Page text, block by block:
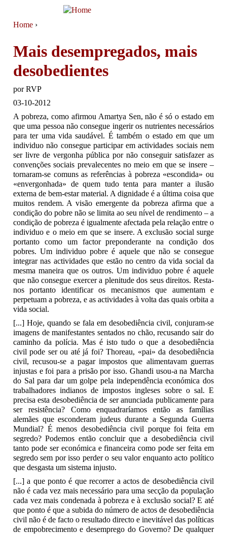
You are here
Home ›
Mais desempregados, mais
desobedientes
porRVP
03-10-2012
A pobreza, como afirmou Amartya Sen, não é só o estado em
que uma pessoa não consegue ingerir os nutrientes necessários
para ter uma vida saudável. É também o estado em que um
individuo não consegue participar em actividades sociais nem
ser livre de vergonha pública por não conseguir satisfazer as
convenções sociais prevalecentes no meio em que se insere –
tornaram-se comuns as referências à pobreza «escondida» ou
«envergonhada» de quem tudo tenta para manter a ilusão
externa de bem-estar material. A dignidade é a última coisa que
muitos rendem. A visão emergente da pobreza afirma que a
condição do pobre não se limita ao seu nível de rendimento – a
condição de pobreza é igualmente afectada pela relação entre o
individuo e o meio em que se insere. A exclusão social surge
portanto como um factor preponderante na condição dos
pobres. Um individuo pobre é aquele que não se consegue
integrar nas actividades que estão no centro da vida social da
mesma maneira que os outros. Um individuo pobre é aquele
que não consegue exercer a plenitude dos seus direitos. Resta-
nos portanto identificar os mecanismos que aumentam e
perpetuam a pobreza, e as actividades à volta das quais orbita a
vida social.
[...] Hoje, quando se fala em desobediência civil, conjuram-se
imagens de manifestantes sentados no chão, recusando sair do
caminho da polícia. Mas é isto tudo o que a desobediência
civil pode ser ou até já foi? Thoreau, «pai» da desobediência
civil, recusou-se a pagar impostos que alimentavam guerras
injustas e foi para a prisão por isso. Ghandi usou-a na Marcha
do Sal para dar um golpe pela independência económica dos
trabalhadores indianos de impostos ingleses sobre o sal. E
precisa esta desobediência de ser anunciada publicamente para
ser resistência? Como enquadraríamos então as famílias
alemães que esconderam judeus durante a Segunda Guerra
Mundial? É menos desobediência civil porque foi feita em
segredo? Podemos então concluir que a desobediência civil
tanto pode ser económica e financeira como pode ser feita em
segredo sem por isso perder o seu valor enquanto acto político
que desgasta um sistema injusto.
[...] a que ponto é que recorrer a actos de desobediência civil
não é cada vez mais necessário para uma secção da população
cada vez mais condenada à pobreza e à exclusão social? E até
que ponto é que a subida do número de actos de desobediência
civil não é de facto o resultado directo e inevitável das políticas
de empobrecimento e desemprego do Governo? De qualquer